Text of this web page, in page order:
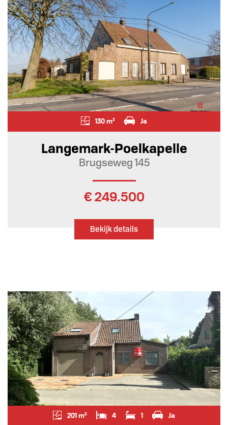
130 m² Ja
Langemark-Poelkapelle
Brugseweg 145
€ 249.500
Bekijk details
201 m² 4 1 Ja